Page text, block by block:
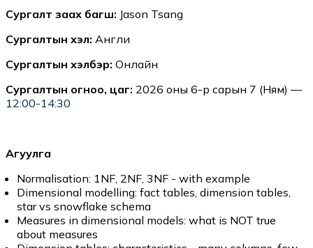
Сургалт заах багш: Jason Tsang
Сургалтын хэл: Англи
Сургалтын хэлбэр: Онлайн
Сургалтын огноо, цаг: 2026 оны 6-р сарын 7 (Ням) —
12:00-14:30
Агуулга
Normalisation: 1NF, 2NF, 3NF - with example
Dimensional modelling: fact tables, dimension tables,
star vs snowflake schema
Measures in dimensional models: what is NOT true
about measures